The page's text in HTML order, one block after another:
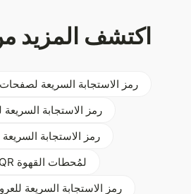
اكتشف المزيد
رمز الاستجابة السريعة
رمز الاستجابة
رمز الاستجابة السريعة
رمز QR لمُحطات القهوة
رمز الاستجابة السريعة